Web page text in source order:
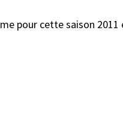
pour cette saison